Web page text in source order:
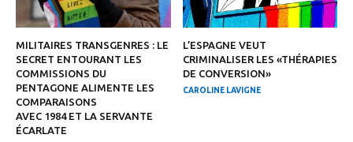
MILITAIRES TRANSGENRES : LE
SECRET ENTOURANT LES
COMMISSIONS DU
PENTAGONE ALIMENTE LES
COMPARAISONS
AVEC 1984 ET LA SERVANTE
ÉCARLATE
L’ESPAGNE VEUT
CRIMINALISER LES «THÉRAPIES
DE CONVERSION»
CAROLINE LAVIGNE